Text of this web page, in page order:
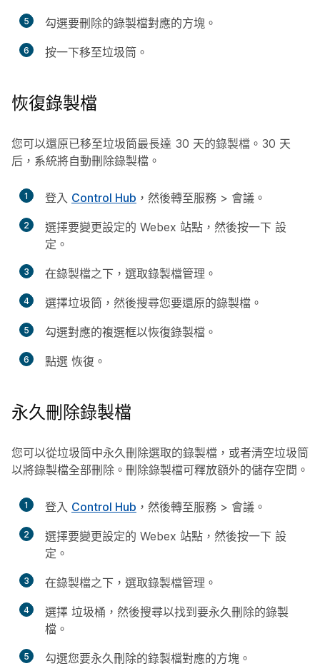
5 勾選要刪除的錄製檔對應的方塊。
6 按一下移至垃圾筒 。
恢復錄製檔
您可以還原已移至垃圾筒最長達 30 天的錄製檔。30 天
后，系統將自動刪除錄製檔。
1 登入 Control Hub ，然後轉至服務 > 會議 。
2 選擇要變更設定的 Webex 站點，然後按一下 設
定 。
3 在錄製檔之下，選取錄製檔管理 。
4 選擇垃圾筒 ，然後搜尋您要還原的錄製檔。
5 勾選對應的複選框以恢復錄製檔。
6 點選 恢復 。
永久刪除錄製檔
您可以從垃圾筒中永久刪除選取的錄製檔，或者清空垃圾筒
以將錄製檔全部刪除。刪除錄製檔可釋放額外的儲存空間。
1 登入 Control Hub ，然後轉至服務 > 會議 。
2 選擇要變更設定的 Webex 站點，然後按一下 設
定 。
3 在錄製檔之下，選取錄製檔管理 。
4 選擇 垃圾桶 ，然後搜尋以找到要永久刪除的錄製
檔。
5 勾選您要永久刪除的錄製檔對應的方塊。